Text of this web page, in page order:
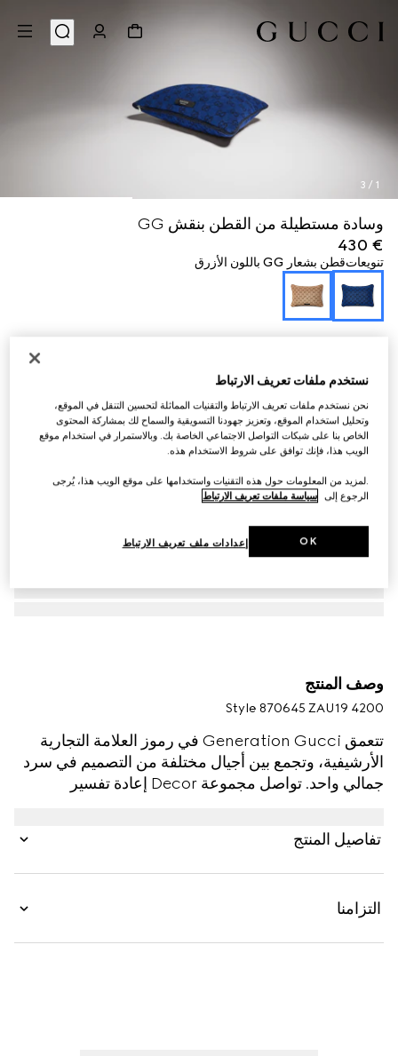
1
/
3
وسادة مستطيلة من القطن بنقش GG
€ 430
تنويعاتقطن بشعار GG باللون الأزرق
وصف المنتج
Style ‎870645 ZAU19 4200
تتعمق Generation Gucci في رموز العلامة التجارية
الأرشيفية، وتجمع بين أجيال مختلفة من التصميم في سرد
جمالي واحد. تواصل مجموعة Decor إعادة تفسير
تفاصيل المنتج
التزامنا
نستخدم ملفات تعريف الارتباط
نحن نستخدم ملفات تعريف الارتباط والتقنيات المماثلة لتحسين التنقل في الموقع،
وتحليل استخدام الموقع، وتعزيز جهودنا التسويقية والسماح لك بمشاركة المحتوى
الخاص بنا على شبكات التواصل الاجتماعي الخاصة بك. وبالاستمرار في استخدام موقع
الويب هذا، فإنك توافق على شروط الاستخدام هذه.
.لمزيد من المعلومات حول هذه التقنيات واستخدامها على موقع الويب هذا، يُرجى
الرجوع إلى سياسة ملفات تعريف الارتباط
إعدادات ملف تعريف الارتباط OK